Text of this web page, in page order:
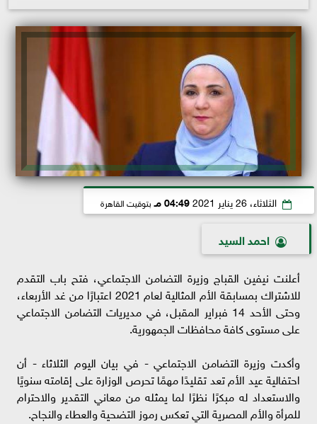
الثلاثاء، 26 يناير 2021 04:49 مـ بتوقيت القاهرة
احمد السيد
أعلنت نيفين القباج وزيرة التضامن الاجتماعي، فتح باب التقدم
للاشتراك بمسابقة الأم المثالية لعام 2021 اعتبارًا من غد الأربعاء،
وحتى الأحد 14 فبراير المقبل، في مديريات التضامن الاجتماعي
على مستوى كافة محافظات الجمهورية.
وأكدت وزيرة التضامن الاجتماعي - في بيان اليوم الثلاثاء - أن
احتفالية عيد الأم تعد تقليدًا مهمًا تحرص الوزارة على إقامته سنويًا
والاستعداد له مبكرًا نظرًا لما يمثله من معاني التقدير والاحترام
للمرأة والأم المصرية التي تعكس رموز التضحية والعطاء والنجاح.